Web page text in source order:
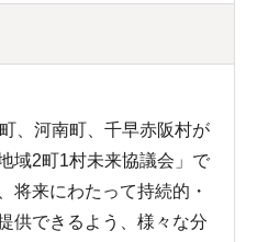
、河南町、千早赤阪村が
域2町1村未来協議会」で
将来にわたって持続的・
供できるよう、様々な分